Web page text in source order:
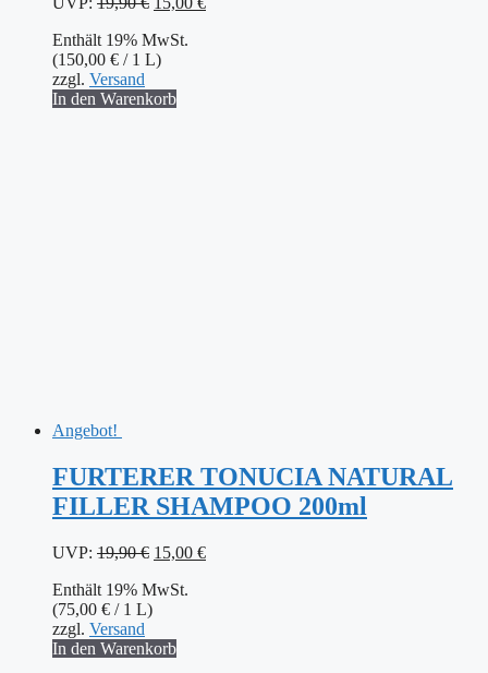
war:
19,90 €
Enthält 19% MwSt.
(150,00 € / 1 L)
zzgl. Versand
In den Warenkorb
Angebot!
FURTERER TONUCIA NATURAL
FILLER SHAMPOO 200ml
UVP: 19,90€ Ursprünglicher
war:
15,00 €Aktueller
Enthält 19% MwSt.
(75,00 € / 1 L)
zzgl. Versand
In den Warenkorb